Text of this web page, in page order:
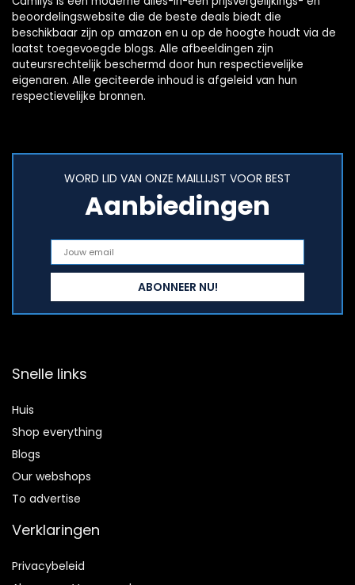
beoordelingswebsite die de beste deals biedt die
beschikbaar zijn op amazon en u op de hoogte houdt via de
laatst toegevoegde blogs. Alle afbeeldingen zijn
auteursrechtelijk beschermd door hun respectievelijke
eigenaren. Alle geciteerde inhoud is afgeleid van hun
respectievelijke bronnen.
WORD LID VAN ONZE MAILLIJST VOOR BEST
Aanbiedingen
Snelle links
Huis
Shop everything
Blogs
Our webshops
To advertise
Verklaringen
Privacybeleid